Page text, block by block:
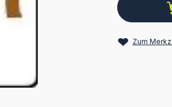
Zum